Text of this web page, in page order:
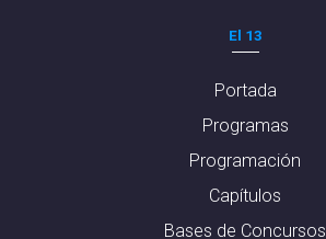
El 13
Portada
Programas
Programación
Capítulos
Bases de Concursos